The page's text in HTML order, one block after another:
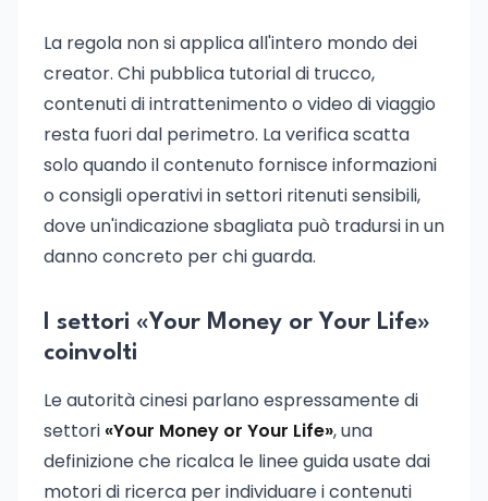
La regola non si applica all'intero mondo dei
creator. Chi pubblica tutorial di trucco,
contenuti di intrattenimento o video di viaggio
resta fuori dal perimetro. La verifica scatta
solo quando il contenuto fornisce informazioni
o consigli operativi in settori ritenuti sensibili,
dove un'indicazione sbagliata può tradursi in un
danno concreto per chi guarda.
I settori «Your Money or Your Life»
coinvolti
Le autorità cinesi parlano espressamente di
settori «Your Money or Your Life», una
definizione che ricalca le linee guida usate dai
motori di ricerca per individuare i contenuti